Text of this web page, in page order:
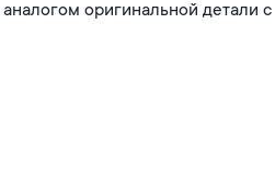
оригинальной детали с